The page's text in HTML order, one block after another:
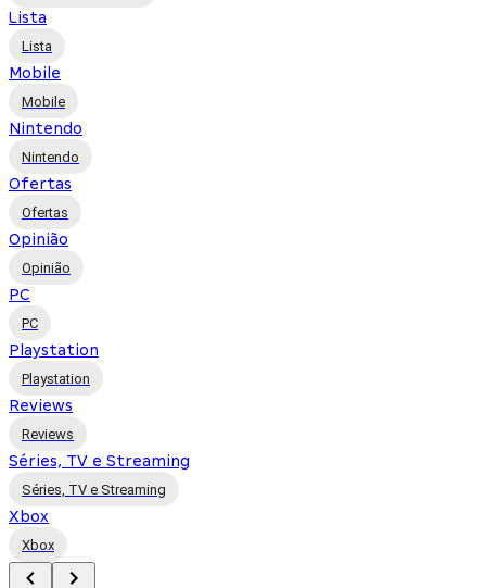
Lista
Lista
Mobile
Mobile
Nintendo
Nintendo
Ofertas
Ofertas
Opinião
Opinião
PC
PC
Playstation
Playstation
Reviews
Reviews
Séries, TV e Streaming
Séries, TV e Streaming
Xbox
Xbox